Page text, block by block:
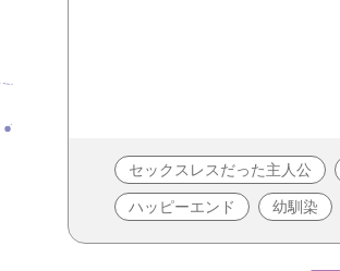
セックスレスだった主人公
ハッピーエンド 幼馴染